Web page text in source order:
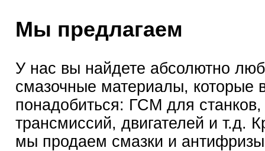
Мы предлагаем
У нас вы найдете абсолютно
смазочные материалы, которые
понадобиться: ГСМ для станков,
трансмиссий, двигателей и т.д.
мы продаем смазки и